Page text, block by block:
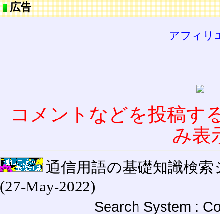
広告
アフィリ
コメントなどを投稿す
み表
通信用語の基礎知識検索
(27-May-2022)
Search System :